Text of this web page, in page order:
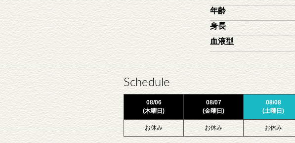
年齢
身長
血液型
Schedule
08/06
(木曜日)
08/07
(金曜日)
08/08
(土曜日)
お休み お休み お休み